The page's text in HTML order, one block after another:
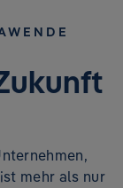
mehr als nur